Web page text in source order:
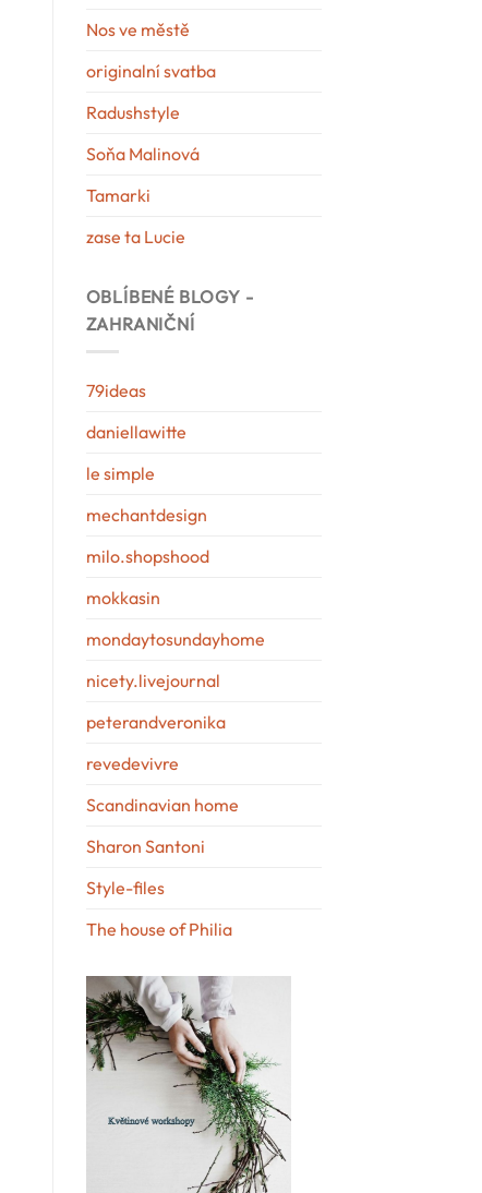
Nos ve městě
originalní svatba
Radushstyle
Soňa Malinová
Tamarki
zase ta Lucie
OBLÍBENÉ BLOGY -
ZAHRANIČNÍ
79ideas
daniellawitte
le simple
mechantdesign
milo.shopshood
mokkasin
mondaytosundayhome
nicety.livejournal
peterandveronika
revedevivre
Scandinavian home
Sharon Santoni
Style-files
The house of Philia